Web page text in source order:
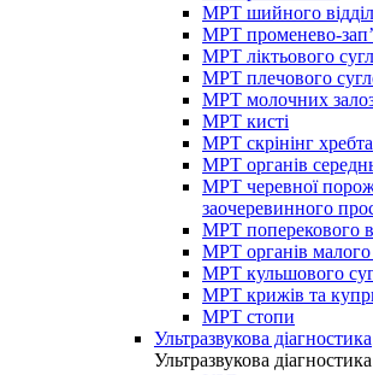
МРТ шийного
МРТ променево-
МРТ ліктьового
МРТ плечового
МРТ молочних
МРТ кисті
МРТ скрінінг хребта
МРТ органів
МРТ черевної
заочеревинного
МРТ поперекового
МРТ органів малого
МРТ кульшового
МРТ крижів та
МРТ стопи
Ультразвукова діагностика
Ультразвукова діагностика